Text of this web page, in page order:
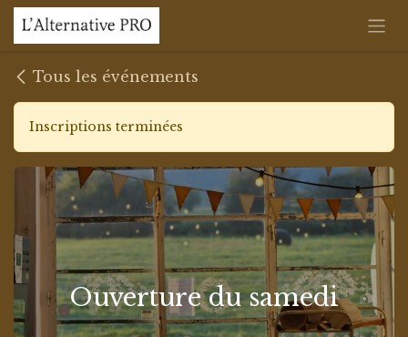
Se rendre au contenu
Tous les événements
Inscriptions terminées
Ouverture du samedi